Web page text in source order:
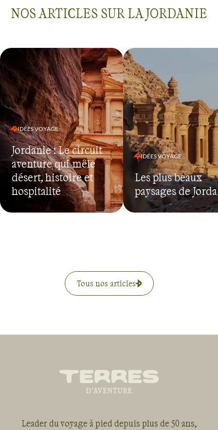
NOS ARTICLES SUR LA JORDANIE
IDÉES VOYAGE
Jordanie : Le circuit
aventure qui mêle
désert, histoire et
hospitalité
IDÉES VOYAGE
Les plus beaux
paysages de
Tous nos articles
Leader du voyage à pied depuis plus de 50 ans,